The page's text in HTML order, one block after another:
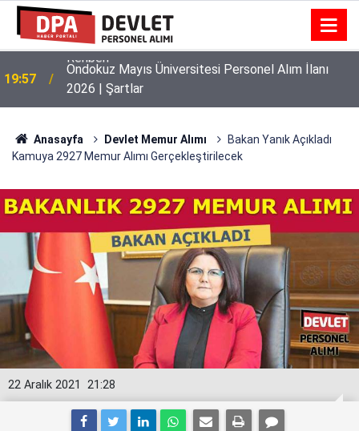
19:57
Ondokuz Mayıs Üniversitesi Personel Alım İlanı
2026 | Şartlar
Anasayfa Devlet Memur Alımı
Bakan Yanık Açıkladı
Kamuya 2927 Memur Alımı Gerçekleştirilecek
21:28
22 Aralık 2021